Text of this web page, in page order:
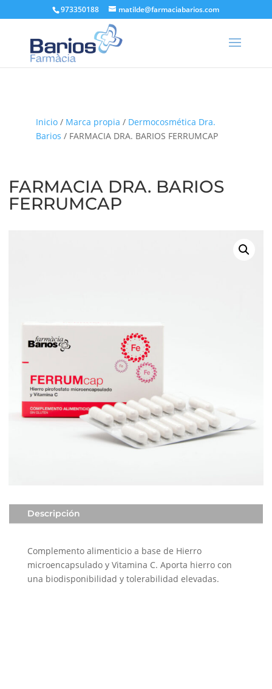
973350188 matilde@farmaciabarios.com
Inicio/ Marca propia / Dermocosmética Dra.
Barios / FARMACIA DRA. BARIOS FERRUMCAP
FARMACIA DRA. BARIOS
FERRUMCAP
Descripción
Complemento alimenticio a base de Hierro
microencapsulado y Vitamina C. Aporta hierro con
una biodisponibilidad y tolerabilidad elevadas.